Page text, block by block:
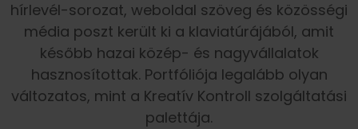
hírlevél-sorozat, weboldal szöveg és közösségi
média poszt került ki a klaviatúrájából, amit
később hazai közép- és nagyvállalatok
hasznosítottak. Portfóliója legalább olyan
változatos, mint a Kreatív Kontroll szolgáltatási
palettája.